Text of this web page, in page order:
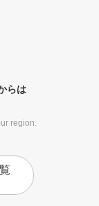
らは
region.